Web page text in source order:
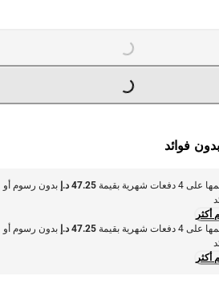
...
...
فوائد
4 دفعات شهرية بقيمة 47.25 د.إ
بدون رسوم أو
أكثر
4 دفعات شهرية بقيمة
47.25 د.إ
بدون رسوم أو
أكثر